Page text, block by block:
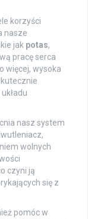
korzyści
nasze
jak potas,
pracę serca
więcej, wysoka
nasz system
wolnych
czyni ją
się z
pomóc w